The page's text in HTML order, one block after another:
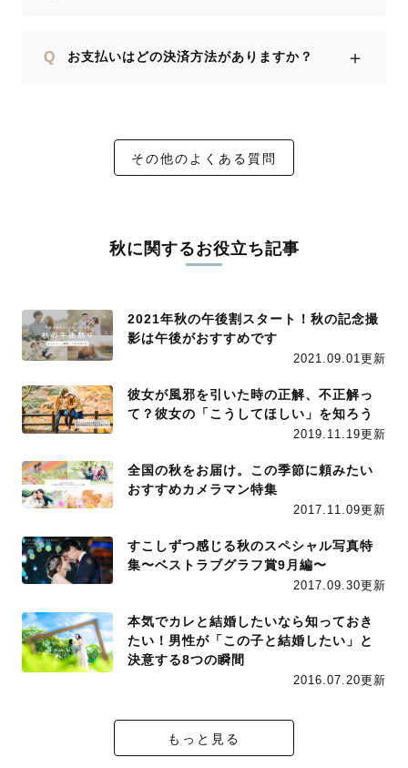
Q お支払いはどの決済方法がありますか？ ＋
その他のよくある質問
秋に関するお役立ち記事
2021年秋の午後割スタート！秋の記念撮
影は午後がおすすめです
2021.09.01更新
彼女が風邪を引いた時の正解、不正解っ
て？彼女の「こうしてほしい」を知ろう
2019.11.19更新
全国の秋をお届け。この季節に頼みたい
おすすめカメラマン特集
2017.11.09更新
すこしずつ感じる秋のスペシャル写真特
集〜ベストラブグラフ賞9月編〜
2017.09.30更新
本気でカレと結婚したいなら知っておき
たい！男性が「この子と結婚したい」と
決意する8つの瞬間
2016.07.20更新
もっと見る